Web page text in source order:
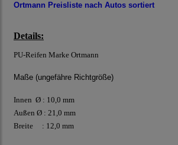
Ortmann Preisliste nach Autos sortiert
Details:
PU-Reifen Marke Ortmann
Maße (ungefähre Richtgröße)
Innen Ø : 10,0 mm
Außen Ø : 21,0 mm
Breite : 12,0 mm